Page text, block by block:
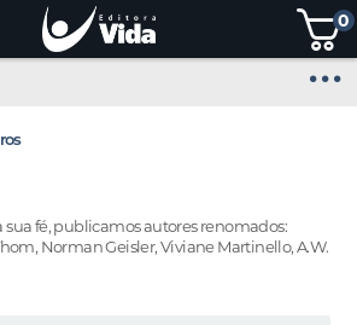
0
sua fé, publicamos autores renomados:
Norman Geisler, Viviane Martinello, A.W.